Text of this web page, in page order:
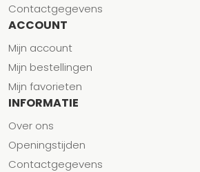
Contactgegevens
ACCOUNT
Mijn account
Mijn bestellingen
Mijn favorieten
INFORMATIE
Over ons
Openingstijden
Contactgegevens